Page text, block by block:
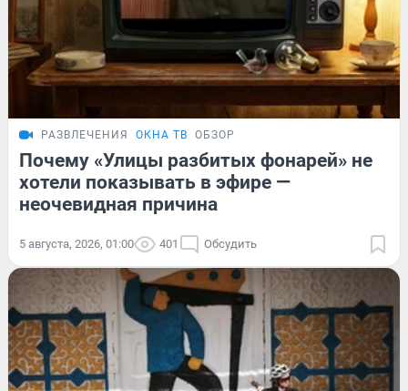
РАЗВЛЕЧЕНИЯ ОКНА ТВ ОБЗОР
Почему «Улицы разбитых фонарей» не
хотели показывать в эфире —
неочевидная причина
5 августа, 2026, 01:00 401 Обсудить